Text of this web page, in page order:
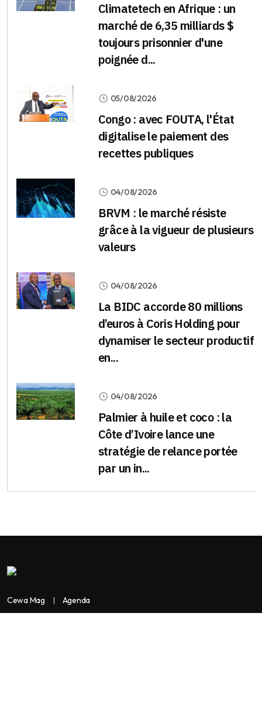
Climatetech en Afrique : un
marché de 6,35 milliards $
toujours prisonnier d'une
poignée d...
05/08/2026
Congo : avec FOUTA, l'État
digitalise le paiement des
recettes publiques
04/08/2026
BRVM : le marché résiste
grâce à la vigueur de plusieurs
valeurs
04/08/2026
La BIDC accorde 80 millions
d’euros à Coris Holding pour
dynamiser le secteur productif
en...
04/08/2026
Palmier à huile et coco : la
Côte d’Ivoire lance une
stratégie de relance portée
par un in...
Cewa Mag Agenda